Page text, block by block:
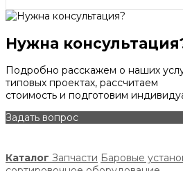
Нужна
Подробно расскажем о наших
типовых проектах, рассчитаем
стоимость и подготовим
Задать вопрос
Каталог Запчасти Баровые